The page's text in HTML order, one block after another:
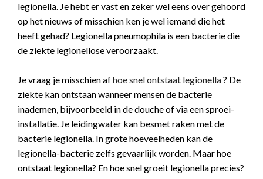
legionella. Je hebt er vast en zeker wel eens over gehoord
op het nieuws of misschien ken je wel iemand die het
heeft gehad? Legionella pneumophila is een bacterie die
de ziekte legionellose veroorzaakt.
Je vraag je misschien afhoe snel ontstaat legionella? De
ziekte kan ontstaan wanneer mensen de bacterie
inademen, bijvoorbeeld in de douche of via een sproei-
installatie. Je leidingwater kan besmet raken met de
bacterie legionella. In grote hoeveelheden kan de
legionella-bacterie zelfs gevaarlijk worden. Maar hoe
ontstaat legionella? En hoe snel groeit legionella precies?